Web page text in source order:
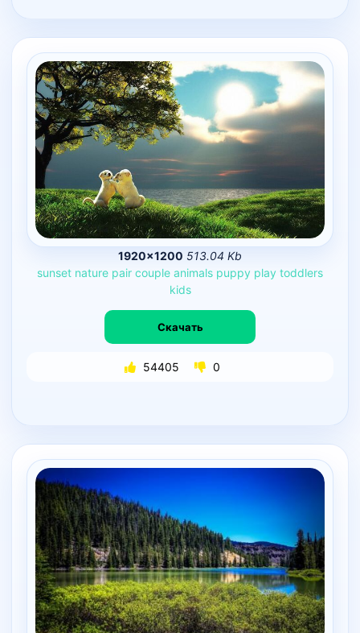
1920×1200 513.04 Kb
sunset nature pair couple animals puppy play toddlers
kids
Скачать
54405 0